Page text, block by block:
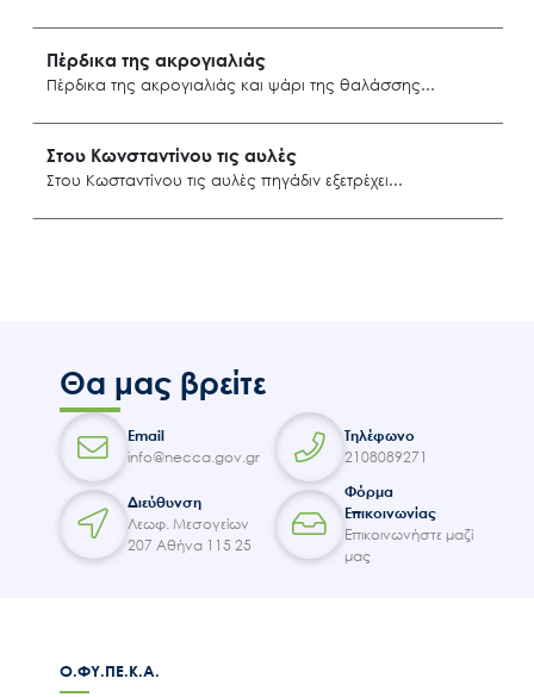
Μ.Δ.Π.Π.
Έργα
Επικοινωνία
Πέρδικα της ακρογιαλιάς
Πέρδικα της ακρογιαλιάς και ψάρι της θαλάσσης
Αρχάγγελος Ρόδου
Στου Κωνσταντίνου τις αυλές
Στου Κωσταντίνου τις αυλές πηγάδιν εξετρέχει
Θα μας βρείτε
Email
info@necca.gov.gr
Τηλέφωνο
2108089271
Διεύθυνση
Λεωφ. Μεσογείων
207 Αθήνα 115 25
Φόρμα
Επικοινωνίας
Επικοινωνήστε μαζί
μας
Ο.ΦΥ.ΠΕ.Κ.Α.